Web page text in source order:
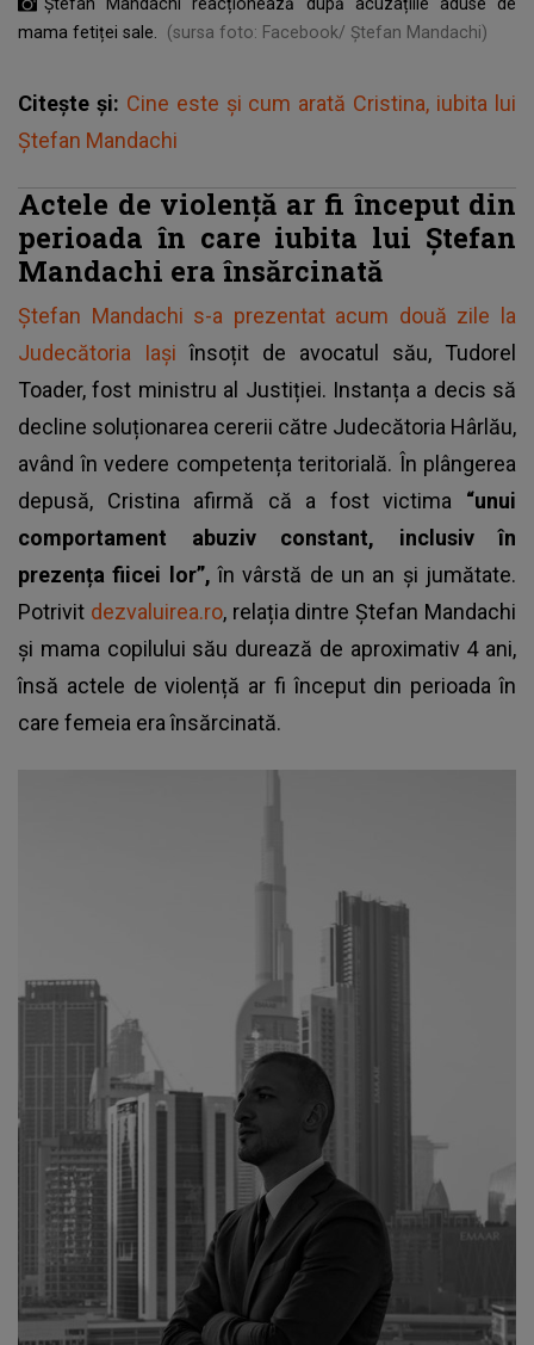
mama fetiței sale.
(sursa foto: Facebook/ Ștefan Mandachi)
Citește și: Cine este și cum arată Cristina, iubita lui
Ștefan Mandachi
Actele de violență ar fi început din
perioada în care iubita lui Ștefan
Mandachi era însărcinată
Ștefan Mandachi s-a prezentat acum două zile la
Judecătoria Iași însoțit de avocatul său, Tudorel
Toader, fost ministru al Justiției. Instanța a decis să
decline soluționarea cererii către Judecătoria Hârlău,
având în vedere competența teritorială. În plângerea
depusă, Cristina afirmă că a fost victima “unui
comportament abuziv constant, inclusiv în
prezența fiicei lor”,în vârstă de un an și jumătate.
Potrivit dezvaluirea.ro, relația dintre Ștefan Mandachi
și mama copilului său durează de aproximativ 4 ani,
însă actele de violență ar fi început din perioada în
care femeia era însărcinată.